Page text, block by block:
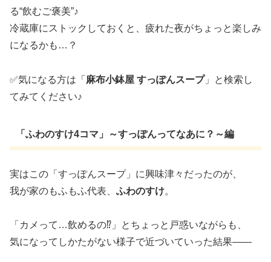
る“飲むご褒美”♪
冷蔵庫にストックしておくと、疲れた夜がちょっと楽しみ
になるかも…？
✅気になる方は「 麻布小鉢屋 すっぽんスープ」と検索し
てみてください♪
「ふわのすけ4コマ」～すっぽんってなあに？～編
実はこの「すっぽんスープ」に興味津々だったのが、
我が家のもふもふ代表、 ふわのすけ。
「カメって…飲めるの⁉」とちょっと戸惑いながらも、
気になってしかたがない様子で近づいていった結果――